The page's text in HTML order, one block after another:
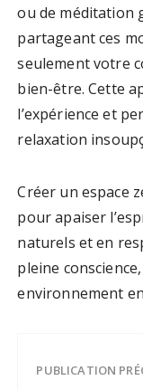
ou de méditation
partageant ces
seulement votre
bien-être. Cette
l’expérience et
relaxation
Créer un espace
pour apaiser
naturels et en
pleine
environnement
PUBLICATION